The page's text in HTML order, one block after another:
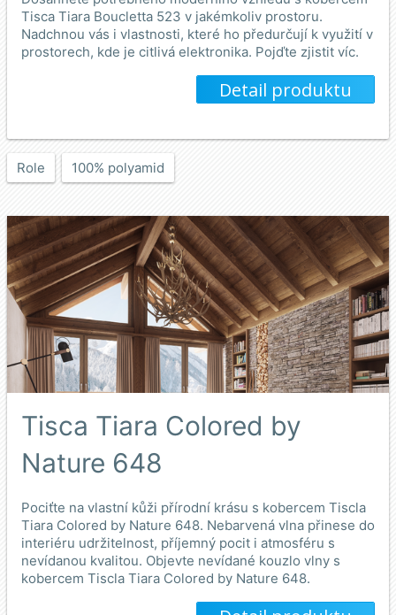
Tisca Tiara Boucletta 523 v jakémkoliv prostoru.
Nadchnou vás i vlastnosti, které ho předurčují k využití v
prostorech, kde je citlivá elektronika. Pojďte zjistit víc.
Detail produktu
Role 100% polyamid
Tisca Tiara Colored by
Nature 648
Pociťte na vlastní kůži přírodní krásu s kobercem Tiscla
Tiara Colored by Nature 648. Nebarvená vlna přinese do
interiéru udržitelnost, příjemný pocit i atmosféru s
nevídanou kvalitou. Objevte nevídané kouzlo vlny s
kobercem Tiscla Tiara Colored by Nature 648.